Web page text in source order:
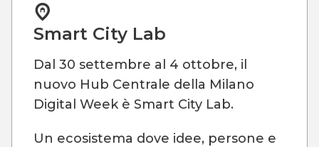
Smart City Lab
Dal 30 settembre al 4 ottobre, il
nuovo Hub Centrale della Milano
Digital Week è Smart City Lab.
Un ecosistema dove idee, persone e